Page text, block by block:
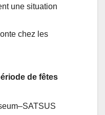
une situation
chez les
de fêtes